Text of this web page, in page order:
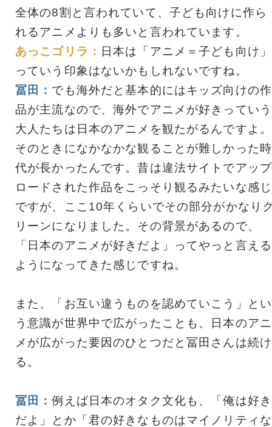
全体の8割と言われていて、子ども向けに作ら
れるアニメよりも多いと言われています。
あっこゴリラ： 日本は「アニメ＝子ども向け」
っていう印象はないかもしれないですね。
冨田： でも海外だと基本的にはキッズ向けの作
品が主流なので、海外でアニメが好きっていう
大人たちは日本のアニメを観たがるんですよ。
そのときになかなかな観ることが難しかった時
代が長かったんです。昔は違法サイトでアップ
ロードされた作品をこっそり観るみたいな感じ
ですが、ここ10年くらいでその部分がかなり
リーンになりました。その背景があるので、
「日本のアニメが好きだよ」ってやっと言える
ようになってきた感じですね。
また、「お互い違うものを認めていこう」とい
う意識が世界中で広がったことも、日本のアニ
メが広がった要因のひとつだと冨田さんは続け
る。
冨田：例えば日本のオタク文化も、「俺は好き
だよ」とか「君の好きなものはマイノリティな